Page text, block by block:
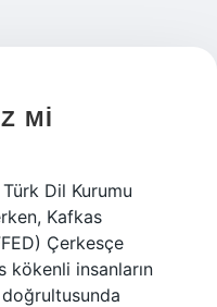
MI
Dil Kurumu
Kafkas
Çerkesçe
kökenli insanların